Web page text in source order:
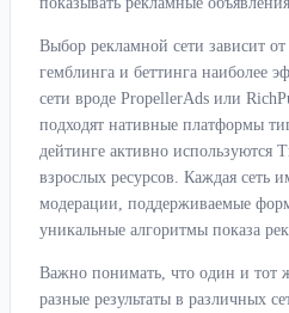
Выбор рекламной сети зависит
гемблинга и беттинга наиболее
сети вроде PropellerAds или
подходят нативные платформы
дейтинге активно используются
взрослых ресурсов. Каждая сеть
модерации, поддерживаемые
уникальные алгоритмы показа
Важно понимать, что один и тот
разные результаты в различных